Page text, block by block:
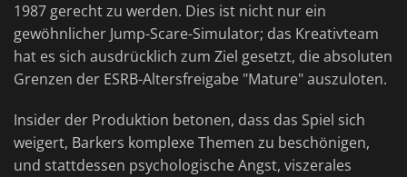
1987 gerecht zu werden. Dies ist nicht nur ein
gewöhnlicher Jump-Scare-Simulator; das Kreativteam
hat es sich ausdrücklich zum Ziel gesetzt, die absoluten
Grenzen der ESRB-Altersfreigabe "Mature" auszuloten.
Insider der Produktion betonen, dass das Spiel sich
weigert, Barkers komplexe Themen zu beschönigen,
und stattdessen psychologische Angst, viszerales